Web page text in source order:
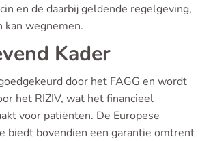
en de daarbij geldende regelgeving,
kan wegnemen.
Kader
door het FAGG en wordt
het RIZIV, wat het financieel
voor patiënten. De Europese
biedt bovendien een garantie omtrent